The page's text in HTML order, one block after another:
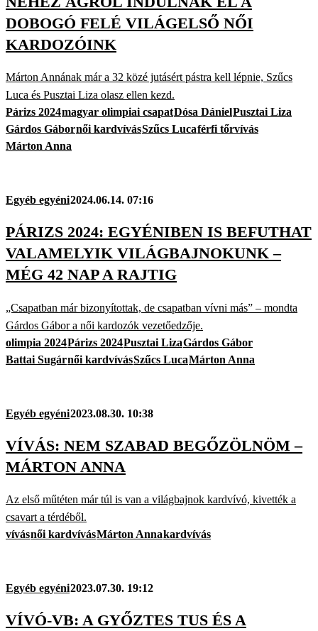
DOBOGÓ FELÉ VILÁGELSŐ NŐI
KARDOZÓINK
Márton Annának már a 32 közé jutásért pástra kell lépnie, Szűcs
Luca és Pusztai Liza olasz ellen kezd.
Párizs 2024magyar olimpiai csapatDósa DánielPusztai Liza
Gárdos Gábornői kardvívásSzűcs Lucaférfi tőrvívás
Márton Anna
Egyéb egyéni2024.06.14. 07:16
PÁRIZS 2024: EGYÉNIBEN IS BEFUTHAT
VALAMELYIK VILÁGBAJNOKUNK –
MÉG 42 NAP A RAJTIG
„Csapatban már bizonyítottak, de csapatban vívni más” – mondta
Gárdos Gábor a női kardozók vezetőedzője.
olimpia 2024Párizs 2024Pusztai LizaGárdos Gábor
Battai Sugárnői kardvívásSzűcs LucaMárton Anna
Egyéb egyéni2023.08.30. 10:38
VÍVÁS: NEM SZABAD BEGŐZÖLNÖM –
MÁRTON ANNA
Az első műtéten már túl is van a világbajnok kardvívó, kivették a
csavart a térdéből.
vívásnői kardvívásMárton Annakardvívás
Egyéb egyéni2023.07.30. 19:12
VÍVÓ-VB: A GYŐZTES TUS ÉS A